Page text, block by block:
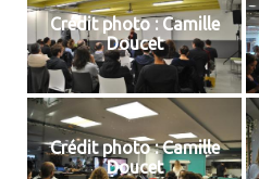
Crédit photo : Camille
Doucet
Crédit photo : Camille
Doucet